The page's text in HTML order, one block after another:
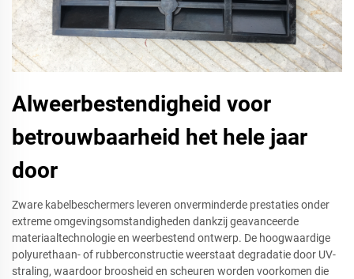
Alweerbestendigheid voor
betrouwbaarheid het hele jaar
door
Zware kabelbeschermers leveren onverminderde prestaties onder
extreme omgevingsomstandigheden dankzij geavanceerde
materiaaltechnologie en weerbestend ontwerp. De hoogwaardige
polyurethaan- of rubberconstructie weerstaat degradatie door UV-
straling, waardoor broosheid en scheuren worden voorkomen die